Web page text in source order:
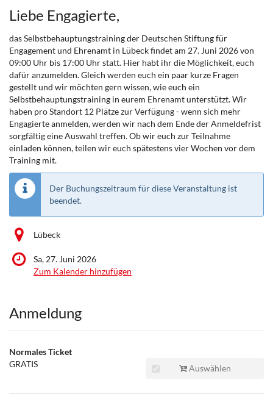
Liebe Engagierte,
das Selbstbehauptungstraining der Deutschen Stiftung für
Engagement und Ehrenamt in Lübeck findet am 27. Juni 2026 von
09:00 Uhr bis 17:00 Uhr statt. Hier habt ihr die Möglichkeit, euch
dafür anzumelden. Gleich werden euch ein paar kurze Fragen
gestellt und wir möchten gern wissen, wie euch ein
Selbstbehauptungstraining in eurem Ehrenamt unterstützt. Wir
haben pro Standort 12 Plätze zur Verfügung - wenn sich mehr
Engagierte anmelden, werden wir nach dem Ende der Anmeldefrist
sorgfältig eine Auswahl treffen. Ob wir euch zur Teilnahme
einladen können, teilen wir euch spätestens vier Wochen vor dem
Training mit.
Der Buchungszeitraum für diese Veranstaltung ist
beendet.
Lübeck
Sa, 27. Juni 2026
Zum Kalender hinzufügen
Produkte
Anmeldung
Normales Ticket
GRATIS
Auswählen